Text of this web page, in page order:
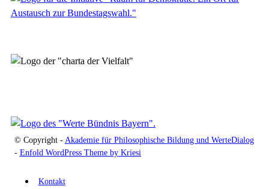
© Copyright - Akademie für Philosophische Bildung und WerteDialog
- Enfold WordPress Theme by Kriesi
Kontakt